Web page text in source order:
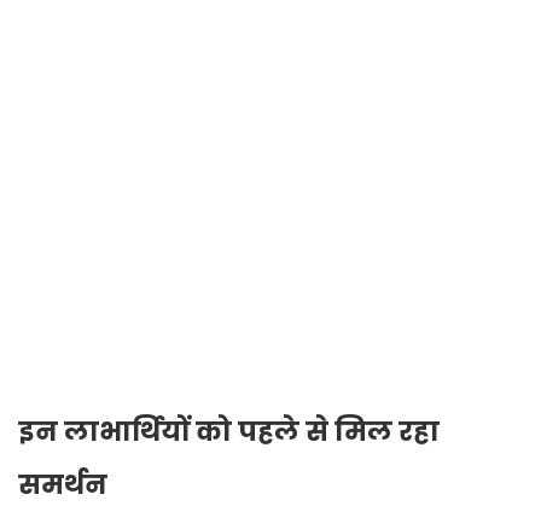
इन लाभार्थियों को पहले से मिल रहा
समर्थन